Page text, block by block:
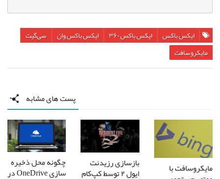
ایکس باکس ایکس باکس ۳۶۰ ایکس باکس وان
سی‌گیت
مایکروسافت
پست های مشابه
مایکروسافت با بازسازی رزیدنت
ایول ۲ توسط کپ‌کام
چگونه محل ذخیره‌
سازی OneDrive در